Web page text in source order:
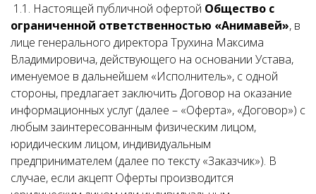
1.1. Настоящей публичной офертой Общество с
ограниченной ответственностью «Анимавей», в
лице генерального директора Трухина Максима
Владимировича, действующего на основании Устава,
именуемое в дальнейшем «Исполнитель», с одной
стороны, предлагает заключить Договор на оказание
информационных услуг (далее – «Оферта», «Договор») с
любым заинтересованным физическим лицом,
юридическим лицом, индивидуальным
предпринимателем (далее по тексту «Заказчик»). В
случае, если акцепт Оферты производится